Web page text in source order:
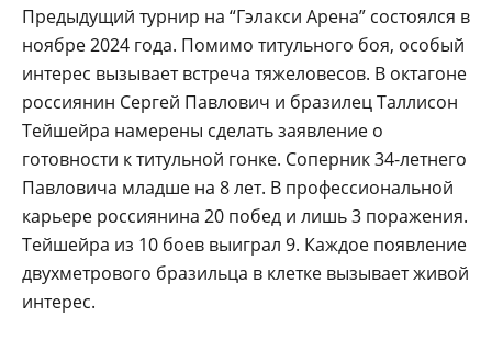
Предыдущий турнир на “Гэлакси Арена” состоялся в
ноябре 2024 года. Помимо титульного боя, особый
интерес вызывает встреча тяжеловесов. В октагоне
россиянин Сергей Павлович и бразилец Таллисон
Тейшейра намерены сделать заявление о
готовности к титульной гонке. Соперник 34-летнего
Павловича младше на 8 лет. В профессиональной
карьере россиянина 20 побед и лишь 3 поражения.
Тейшейра из 10 боев выиграл 9. Каждое появление
двухметрового бразильца в клетке вызывает живой
интерес.